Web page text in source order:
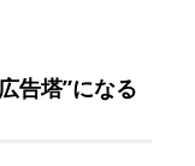
告塔”になる